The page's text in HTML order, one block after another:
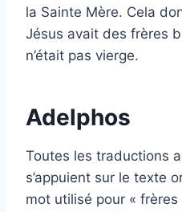
la Sainte Mère. Cela
Jésus avait des frères
n’était pas vierge.
Adelphos
Toutes les traductions
s’appuient sur le texte
mot utilisé pour « frères